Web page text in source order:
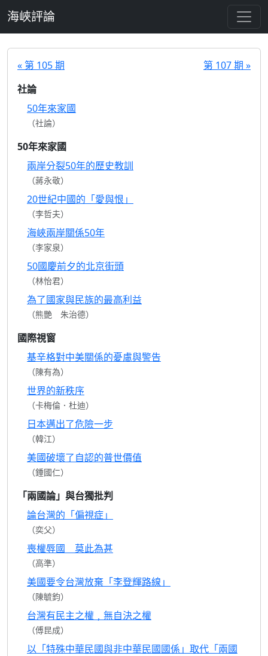
海峽評論
« 第 105 期
第 107 期 »
社論
50年來家國
（社論）
50年來家國
兩岸分裂50年的歷史教訓
（蔣永敬）
20世紀中國的「愛與恨」
（李哲夫）
海峽兩岸關係50年
（李家泉）
50國慶前夕的北京街頭
（林怡君）
為了國家與民族的最高利益
（熊艷 朱治德）
國際視窗
基辛格對中美關係的憂慮與警告
（陳有為）
世界的新秩序
（卡梅倫．杜迪）
日本邁出了危險一步
（韓江）
美國破壞了自認的普世價值
（鍾國仁）
「兩國論」與台獨批判
論台灣的「偏視症」
（奕父）
喪權辱國 莫此為甚
（高準）
美國要令台灣放棄「李登輝路線」
（陳毓鈞）
台灣有民主之權﹐無自決之權
（傅昆成）
以「特殊中華民國與非中華民國國係」取代「兩國